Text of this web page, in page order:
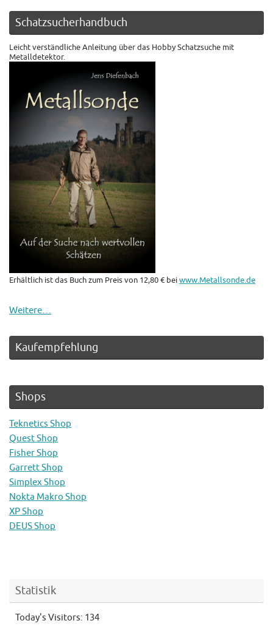
Schatzsucherhandbuch
Leicht verständliche Anleitung über das Hobby Schatzsuche mit
Metalldetektor.
Erhältlich ist das Buch zum Preis von 12,80 € beiwww.Metallsonde.de
Weitere…
Kaufempfehlung
Shops
Teknetics Shop
Quest Shop
Fisher Shop
Garrett Shop
Simplex Shop
Nokta Makro Shop
XP Shop
DEUS Shop
Statistik
Today's Visitors: 134